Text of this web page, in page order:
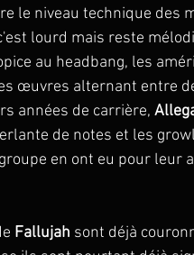
le niveau technique des
lourd mais reste
au headbang, les
œuvres alternant entre
années de carrière,
de notes et les
en ont eu pour leur
Fallujah sont déjà